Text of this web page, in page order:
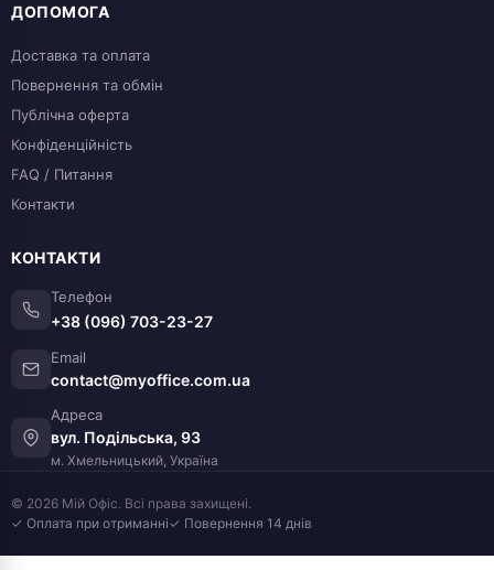
ДОПОМОГА
Доставка та оплата
Повернення та обмін
Публічна оферта
Конфіденційність
FAQ / Питання
Контакти
КОНТАКТИ
Телефон
+38 (096) 703-23-27
Email
contact@myoffice.com.ua
Адреса
вул. Подільська, 93
м. Хмельницький, Україна
© 2026 Мій Офіс. Всі права захищені.
✓ Оплата при отриманні✓ Повернення 14 днів